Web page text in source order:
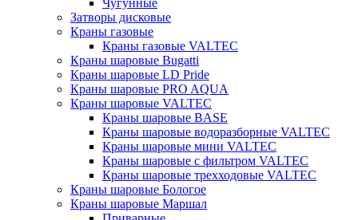
Затворы дисковые
Краны газовые
Краны газовые VALTEC
Краны шаровые Bugatti
Краны шаровые LD Pride
Краны шаровые PRO AQUA
Краны шаровые VALTEC
Краны шаровые BASE
Краны шаровые водоразборные VALTEC
Краны шаровые мини VALTEC
Краны шаровые с фильтром VALTEC
Краны шаровые трехходовые VALTEC
Краны шаровые Бологое
Краны шаровые Маршал